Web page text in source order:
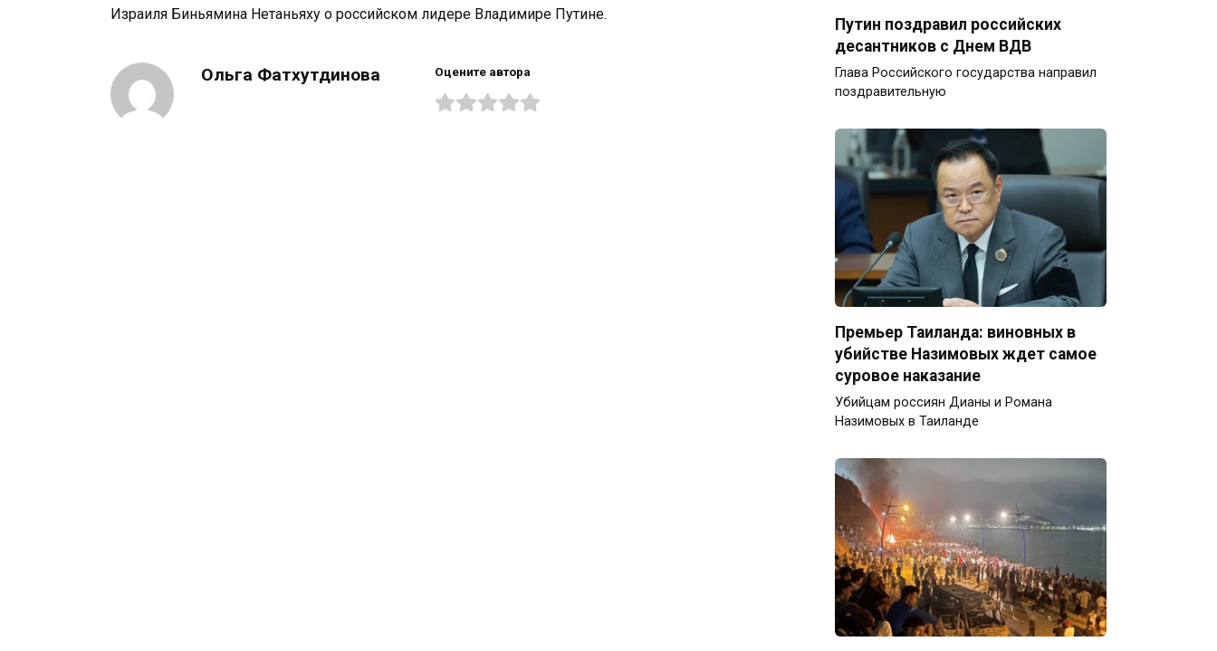
Израиля Биньямина Нетаньяху о российском лидере Владимире Путине.
Ольга Фатхутдинова Оцените автора
Путин поздравил российских
десантников с Днем ВДВ
Глава Российского государства направил
поздравительную
Премьер Таиланда: виновных в
убийстве Назимовых ждет самое
суровое наказание
Убийцам россиян Дианы и Романа
Назимовых в Таиланде